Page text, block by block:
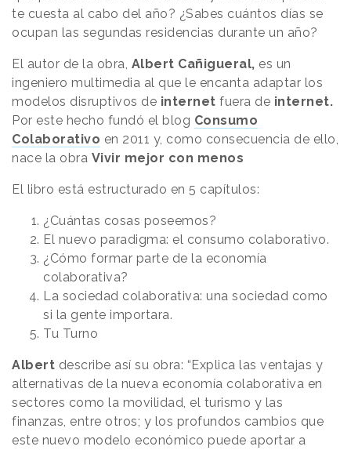
te cuesta al cabo del año? ¿Sabes cuántos días se
ocupan las segundas residencias durante un año?
El autor de la obra, Albert Cañigueral, es un
ingeniero multimedia al que le encanta adaptar los
modelos disruptivos de internet fuera de internet.
Por este hecho fundó el blog Consumo
Colaborativo en 2011 y, como consecuencia de ello,
nace la obra Vivir mejor con menos
El libro está estructurado en 5 capítulos:
¿Cuántas cosas poseemos?
El nuevo paradigma: el consumo colaborativo.
¿Cómo formar parte de la economía
colaborativa?
La sociedad colaborativa: una sociedad como
si la gente importara.
Tu Turno
Albert describe así su obra: “Explica las ventajas y
alternativas de la nueva economía colaborativa en
sectores como la movilidad, el turismo y las
finanzas, entre otros; y los profundos cambios que
este nuevo modelo económico puede aportar a